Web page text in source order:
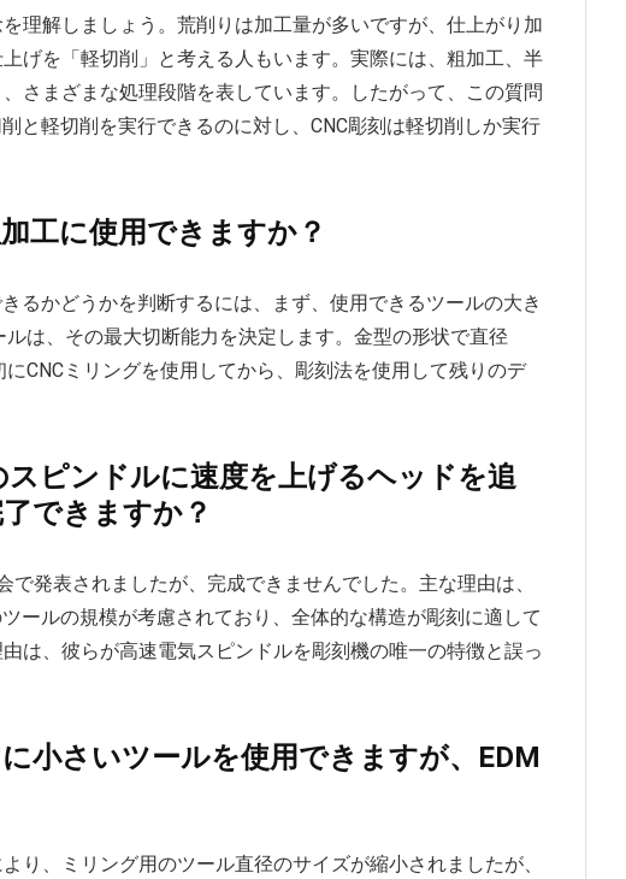
理解しましょう。荒削りは加工量が多いですが、仕上がり加
げを「軽切削」と考える人もいます。実際には、粗加工、半
さまざまな処理段階を表しています。したがって、この質問
と軽切削を実行できるのに対し、CNC彫刻は軽切削しか実行
工に使用できますか？
るかどうかを判断するには、まず、使用できるツールの大き
は、その最大切断能力を決定します。金型の形状で直径
CNCミリングを使用してから、彫刻法を使用して残りのデ
ピンドルに速度を上げるヘッドを追
できますか？
発表されましたが、完成できませんでした。主な理由は、
ールの規模が考慮されており、全体的な構造が彫刻に適して
は、彼らが高速電気スピンドルを彫刻機の唯一の特徴と誤っ
小さいツールを使用できますが、EDM
り、ミリング用のツール直径のサイズが縮小されましたが、